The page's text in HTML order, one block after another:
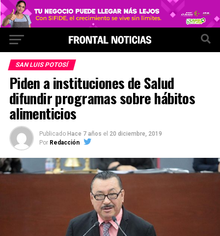
SAN LUIS POTOSÍ
Piden a instituciones de Salud
difundir programas sobre hábitos
alimenticios
Publicado Hace 7 años el 20 diciembre, 2019
Por Redacción